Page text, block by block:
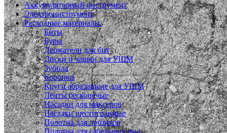
Аккумуляторный инструмент
Электроинструмент
Расходные материалы
Биты
Буры
Держатели для бит
Диски и чашки для УШМ
Зубила
Коронки
Круги абразивные для УШМ
Ленты бесконечые
Насадки для миксеров
Насадки шестигранные
Полотна для лобзиков
Полотна для сабельных пил